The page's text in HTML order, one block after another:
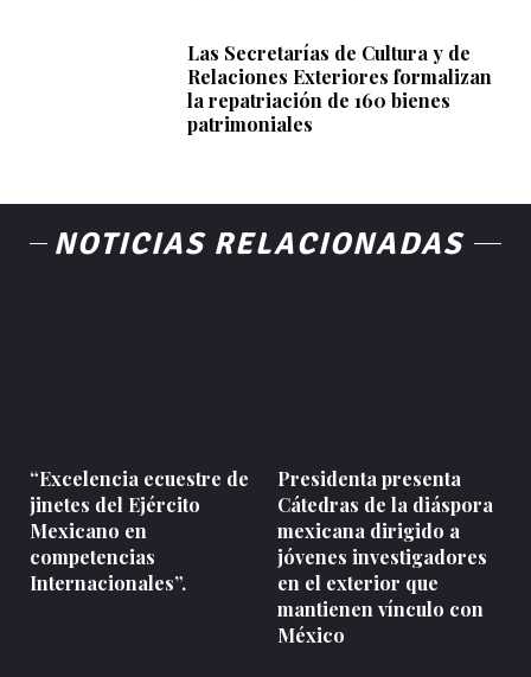
Las Secretarías de Cultura y de
Relaciones Exteriores formalizan
la repatriación de 160 bienes
patrimoniales
NOTICIAS RELACIONADAS
“Excelencia ecuestre de
jinetes del Ejército
Mexicano en
competencias
Internacionales”.
Presidenta presenta
Cátedras de la diáspora
mexicana dirigido a
jóvenes investigadores
en el exterior que
mantienen vínculo con
México